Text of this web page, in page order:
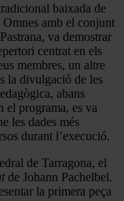
baixada de
amb el conjunt
va demostrar
centrat en els
membres, un altre
la divulgació de les
abans
el programa, es va
les dades més
durant l’execució.
de Tarragona, el
de Johann Pachelbel.
la primera peça